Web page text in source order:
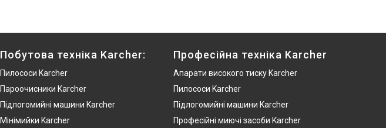
Побутова техніка Karcher:
Пилососи Karcher
Пароочисники Karcher
Підлогомийні машини Karcher
Мінімийки Karcher
Професійна техніка Karcher
Апарати високого тиску Karcher
Пилососи Karcher
Підлогомийні машини Karcher
Професійні миючі засоби Karcher